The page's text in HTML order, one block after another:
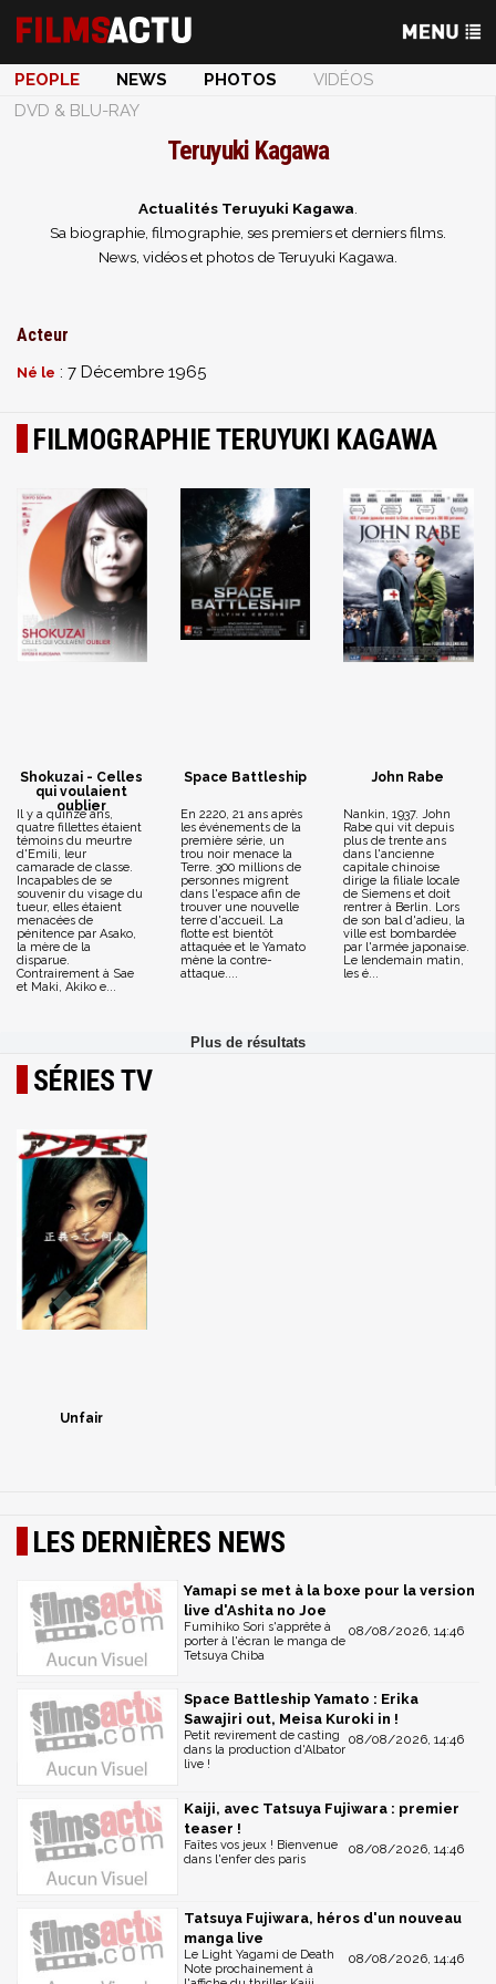
PEOPLE NEWS PHOTOS
VIDÉOS
DVD & BLU-RAY
Teruyuki Kagawa
Actualités Teruyuki Kagawa
Sa biographie, filmographie, ses premiers et derniers films.
News, vidéos et photos de Teruyuki Kagawa.
Acteur
Né le : 7 Décembre 1965
FILMOGRAPHIE TERUYUKI KAGAWA
Shokuzai - Celles
qui voulaient
oublier
Il y a quinze ans,
quatre fillettes étaient
témoins du meurtre
d'Emili, leur
camarade de classe.
Incapables de se
souvenir du visage du
tueur, elles étaient
menacées de
pénitence par Asako,
la mère de la
disparue.
Contrairement à Sae
et Maki, Akiko e...
Space Battleship
En 2220, 21 ans après
les événements de la
première série, un
trou noir menace la
Terre. 300 millions de
personnes migrent
dans l'espace afin de
trouver une nouvelle
terre d'accueil. La
flotte est bientôt
attaquée et le Yamato
mène la contre-
attaque....
John Rabe
Nankin, 1937. John
Rabe qui vit depuis
plus de trente ans
dans l'ancienne
capitale chinoise
dirige la filiale locale
de Siemens et doit
rentrer à Berlin. Lors
de son bal d'adieu, la
ville est bombardée
par l'armée japonaise.
Le lendemain matin,
les é...
SÉRIES TV
Unfair
LES DERNIÈRES NEWS
Yamapi se met à la boxe pour la version
live d'Ashita no Joe
08/08/2026, 14:46
Fumihiko Sori s'apprête à
porter à l'écran le manga de
Tetsuya Chiba
Space Battleship Yamato : Erika
Sawajiri out, Meisa Kuroki in !
08/08/2026, 14:46
Petit revirement de casting
dans la production d'Albator
live !
Kaiji, avec Tatsuya Fujiwara : premier
teaser !
08/08/2026, 14:46
Faîtes vos jeux ! Bienvenue
dans l'enfer des paris
Tatsuya Fujiwara, héros d'un nouveau
manga live
08/08/2026, 14:46
Le Light Yagami de Death
Note prochainement à